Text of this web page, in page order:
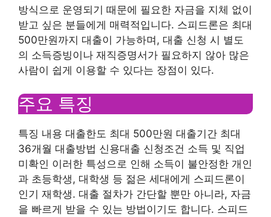
방식으로 운영되기 때문에 필요한 자금을 지체 없이
받고 싶은 분들에게 매력적입니다. 스피드론은 최대
500만원까지 대출이 가능하며, 대출 신청 시 별도
의 소득증빙이나 재직증명서가 필요하지 않아 많은
사람이 쉽게 이용할 수 있다는 장점이 있다.
주요 특징
특징 내용 대출한도 최대 500만원 대출기간 최대
36개월 대출방법 신용대출 신청조건 소득 및 직업
미확인 이러한 특성으로 인해 소득이 불안정한 개인
과 초등학생, 대학생 등 젊은 세대에게 스피드론이
인기 재학생. 대출 절차가 간단할 뿐만 아니라, 자금
을 빠르게 받을 수 있는 방법이기도 합니다. 스피드